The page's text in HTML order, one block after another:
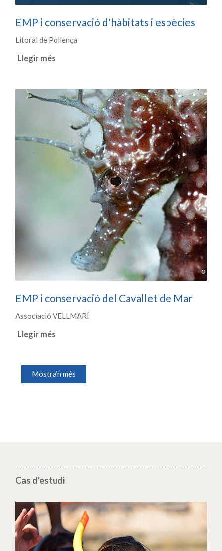
EMP i conservació d'hàbitats i espècies
Litoral de Pollença
Llegir més
EMP i conservació del Cavallet de Mar
Associació VELLMARÍ
Llegir més
Mostra’n més
Cas d'estudi